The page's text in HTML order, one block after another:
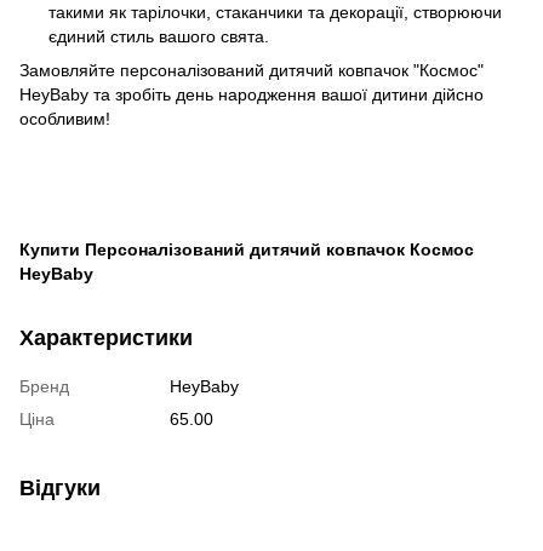
такими як тарілочки, стаканчики та декорації, створюючи
єдиний стиль вашого свята.
Замовляйте персоналізований дитячий ковпачок "Космос"
HeyBaby та зробіть день народження вашої дитини дійсно
особливим!
Купити Персоналізований дитячий ковпачок Космос
HeyBaby
Характеристики
Бренд
HeyBaby
Ціна
65.00
Відгуки